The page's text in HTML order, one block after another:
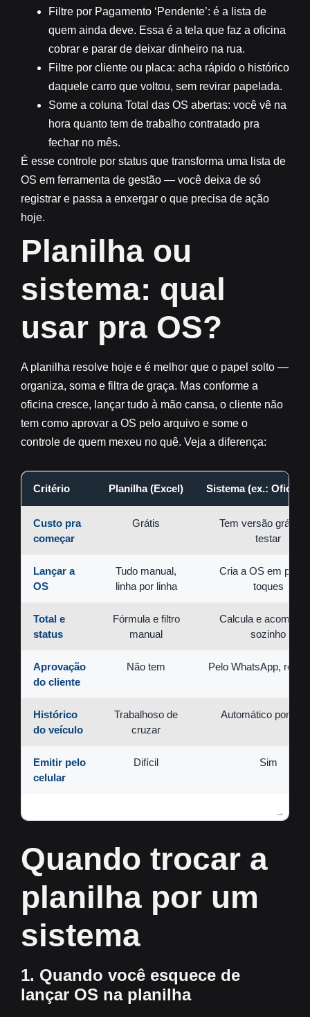
Filtre por Pagamento ‘Pendente’: é a lista de
quem ainda deve. Essa é a tela que faz a oficina
cobrar e parar de deixar dinheiro na rua.
Filtre por cliente ou placa: acha rápido o histórico
daquele carro que voltou, sem revirar papelada.
Some a coluna Total das OS abertas: você vê na
hora quanto tem de trabalho contratado pra
fechar no mês.
É esse controle por status que transforma uma lista de
OS em ferramenta de gestão — você deixa de só
registrar e passa a enxergar o que precisa de ação
hoje.
Planilha ou
sistema: qual
usar pra OS?
A planilha resolve hoje e é melhor que o papel solto —
organiza, soma e filtra de graça. Mas conforme a
oficina cresce, lançar tudo à mão cansa, o cliente não
tem como aprovar a OS pelo arquivo e some o
controle de quem mexeu no quê. Veja a diferença:
Critério Planilha (Excel) Sistema (ex.:
Custo pra
começar
Grátis
Tem versão grátis
testar
Lançar a
OS
Tudo manual,
linha por linha
Cria a OS em
toques
Total e
status
Fórmula e filtro
manual
Calcula e
sozinho
Aprovação
do cliente
Não tem Pelo WhatsApp,
Histórico
do veículo
Trabalhoso de
cruzar
Automático por
Emitir pelo
celular
Difícil Sim
Quando trocar a
planilha por um
sistema
1. Quando você esquece de
lançar OS na planilha